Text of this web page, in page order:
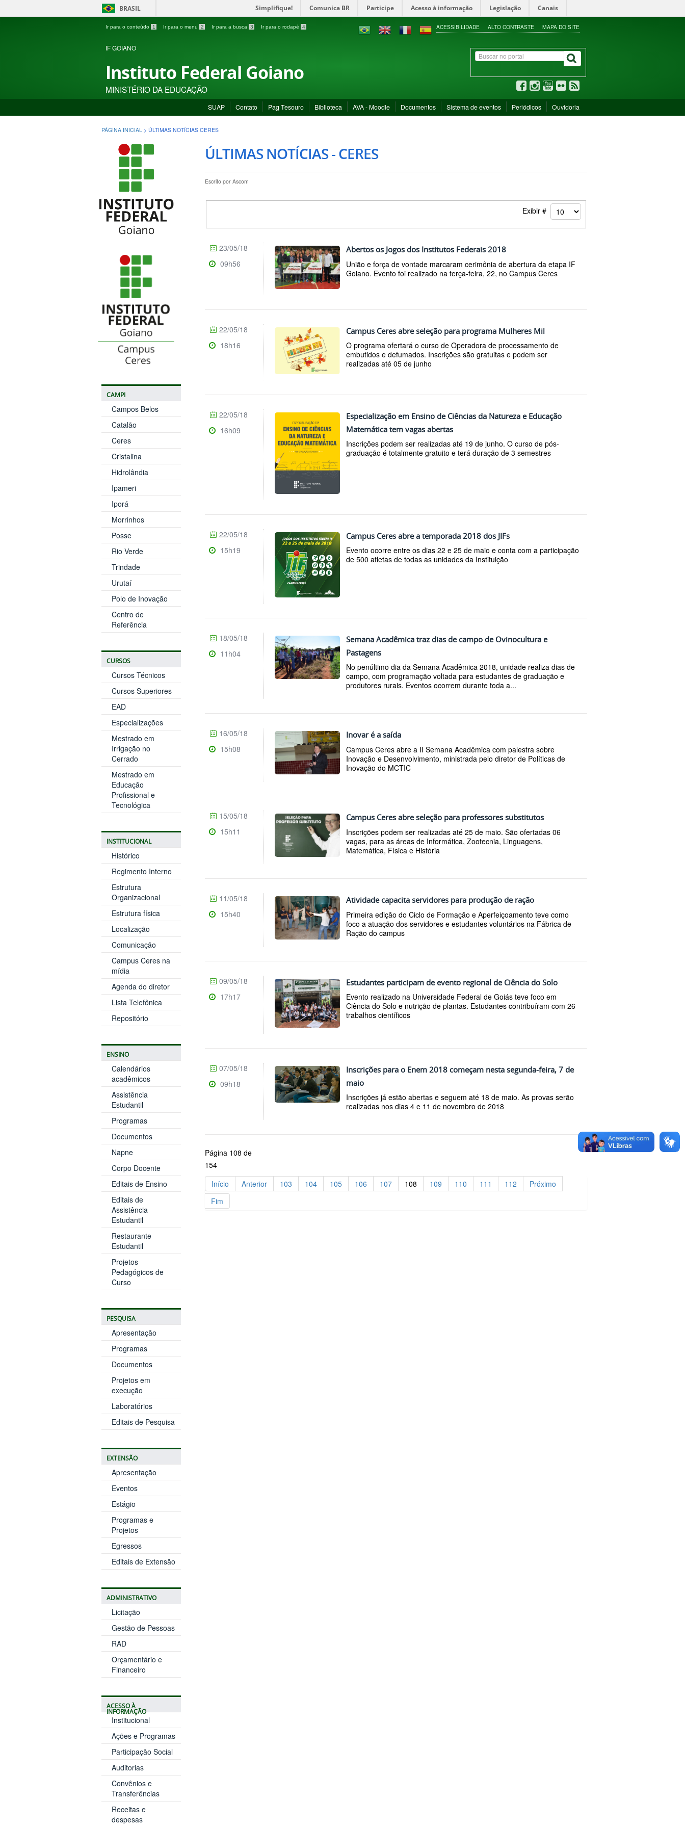
BRASIL Simplifique! Comunica BR Participe Acesso à informação Legislação Canais
Ir para o conteúdo 1 Ir para o menu 2 Ir para a busca 3 Ir para o rodapé 4 ACESSIBILIDADE ALTO CONTRASTE MAPA DO SITE
IF GOIANO
Instituto Federal Goiano
MINISTÉRIO DA EDUCAÇÃO
SUAP Contato Pag Tesouro Biblioteca AVA - Moodle Documentos Sistema de eventos Periódicos Ouvidoria
PÁGINA INICIAL > ÚLTIMAS NOTÍCIAS CERES
CAMPI
Campos Belos
Catalão
Ceres
Cristalina
Hidrolândia
Ipameri
Iporá
Morrinhos
Posse
Rio Verde
Trindade
Urutaí
Polo de Inovação
Centro de
Referência
CURSOS
Cursos Técnicos
Cursos Superiores
EAD
Especializações
Mestrado em
Irrigação no
Cerrado
Mestrado em
Educação
Profissional e
Tecnológica
INSTITUCIONAL
Histórico
Regimento Interno
Estrutura
Organizacional
Estrutura física
Localização
Comunicação
Campus Ceres na
mídia
Agenda do diretor
Lista Telefônica
Repositório
ENSINO
Calendários
acadêmicos
Assistência
Estudantil
Programas
Documentos
Napne
Corpo Docente
Editais de Ensino
Editais de
Assistência
Estudantil
Restaurante
Estudantil
Projetos
Pedagógicos de
Curso
PESQUISA
Apresentação
Programas
Documentos
Projetos em
execução
Laboratórios
Editais de Pesquisa
EXTENSÃO
Apresentação
Eventos
Estágio
Programas e
Projetos
Egressos
Editais de Extensão
ADMINISTRATIVO
Licitação
Gestão de Pessoas
RAD
Orçamentário e
Financeiro
ACESSO À
INFORMAÇÃO
Institucional
Ações e Programas
Participação Social
Auditorias
Convênios e
Transferências
Receitas e
despesas
ÚLTIMAS NOTÍCIAS - CERES
Escrito por Ascom
Exibir #
Abertos os Jogos dos Institutos Federais 2018
União e força de vontade marcaram cerimônia de abertura da etapa IF
Goiano. Evento foi realizado na terça-feira, 22, no Campus Ceres
23/05/18
09h56
Campus Ceres abre seleção para programa Mulheres Mil
O programa ofertará o curso de Operadora de processamento de
embutidos e defumados. Inscrições são gratuitas e podem ser
realizadas até 05 de junho
22/05/18
18h16
Especialização em Ensino de Ciências da Natureza e Educação
Matemática tem vagas abertas
Inscrições podem ser realizadas até 19 de junho. O curso de pós-
graduação é totalmente gratuito e terá duração de 3 semestres
22/05/18
16h09
Campus Ceres abre a temporada 2018 dos JIFs
Evento ocorre entre os dias 22 e 25 de maio e conta com a participação
de 500 atletas de todas as unidades da Instituição
22/05/18
15h19
Semana Acadêmica traz dias de campo de Ovinocultura e
Pastagens
No penúltimo dia da Semana Acadêmica 2018, unidade realiza dias de
campo, com programação voltada para estudantes de graduação e
produtores rurais. Eventos ocorrem durante toda a...
18/05/18
11h04
Inovar é a saída
Campus Ceres abre a II Semana Acadêmica com palestra sobre
Inovação e Desenvolvimento, ministrada pelo diretor de Políticas de
Inovação do MCTIC
16/05/18
15h08
Campus Ceres abre seleção para professores substitutos
Inscrições podem ser realizadas até 25 de maio. São ofertadas 06
vagas, para as áreas de Informática, Zootecnia, Linguagens,
Matemática, Física e História
15/05/18
15h11
Atividade capacita servidores para produção de ração
Primeira edição do Ciclo de Formação e Aperfeiçoamento teve como
foco a atuação dos servidores e estudantes voluntários na Fábrica de
Ração do campus
11/05/18
15h40
Estudantes participam de evento regional de Ciência do Solo
Evento realizado na Universidade Federal de Goiás teve foco em
Ciência do Solo e nutrição de plantas. Estudantes contribuíram com 26
trabalhos científicos
09/05/18
17h17
Inscrições para o Enem 2018 começam nesta segunda-feira, 7 de
maio
Inscrições já estão abertas e seguem até 18 de maio. As provas serão
realizadas nos dias 4 e 11 de novembro de 2018
07/05/18
09h18
Página 108 de
154
Início
Anterior 103 104 105 106 107 108 109 110 111 112
Próximo
Fim